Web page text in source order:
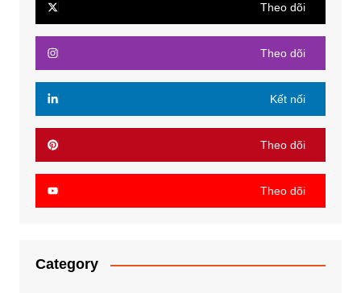
Theo dõi
Theo dõi
Kết nối
Theo dõi
Theo dõi
Category